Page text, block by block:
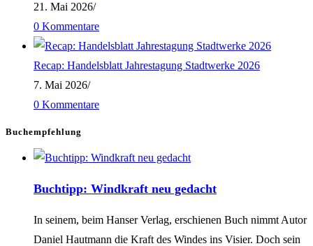
21. Mai 2026/
0 Kommentare
Recap: Handelsblatt Jahrestagung Stadtwerke 2026
7. Mai 2026/
0 Kommentare
Buchempfehlung
Buchtipp: Windkraft neu gedacht
In seinem, beim Hanser Verlag, erschienen Buch nimmt Autor
Daniel Hautmann die Kraft des Windes ins Visier. Doch sein